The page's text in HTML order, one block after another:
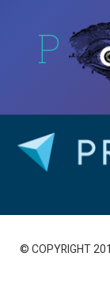
P
© COPYRIGHT